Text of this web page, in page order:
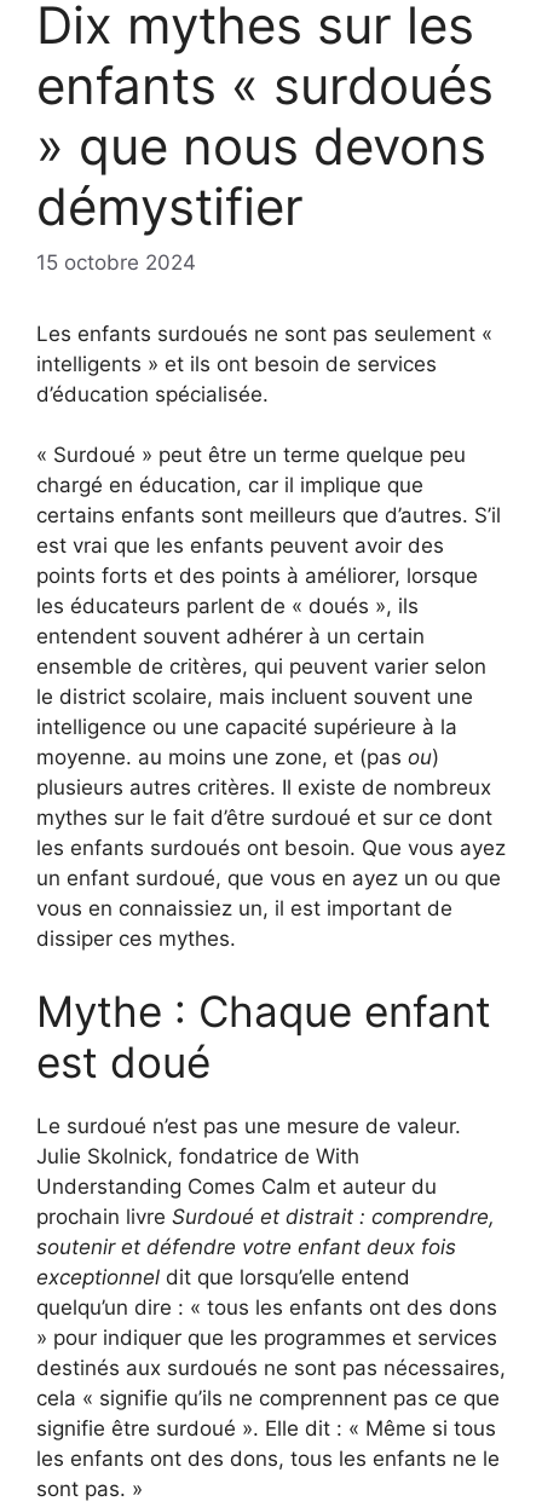
Dix mythes sur les
enfants « surdoués
» que nous devons
démystifier
15 octobre 2024
Les enfants surdoués ne sont pas seulement «
intelligents » et ils ont besoin de services
d’éducation spécialisée.
« Surdoué » peut être un terme quelque peu
chargé en éducation, car il implique que
certains enfants sont meilleurs que d’autres. S’il
est vrai que les enfants peuvent avoir des
points forts et des points à améliorer, lorsque
les éducateurs parlent de « doués », ils
entendent souvent adhérer à un certain
ensemble de critères, qui peuvent varier selon
le district scolaire, mais incluent souvent une
intelligence ou une capacité supérieure à la
moyenne. au moins une zone, et (pas ou)
plusieurs autres critères. Il existe de nombreux
mythes sur le fait d’être surdoué et sur ce dont
les enfants surdoués ont besoin. Que vous ayez
un enfant surdoué, que vous en ayez un ou que
vous en connaissiez un, il est important de
dissiper ces mythes.
Mythe : Chaque enfant
est doué
Le surdoué n’est pas une mesure de valeur.
Julie Skolnick, fondatrice de With
Understanding Comes Calm et auteur du
prochain livre Surdoué et distrait : comprendre,
soutenir et défendre votre enfant deux fois
exceptionnel dit que lorsqu’elle entend
quelqu’un dire : « tous les enfants ont des dons
» pour indiquer que les programmes et services
destinés aux surdoués ne sont pas nécessaires,
cela « signifie qu’ils ne comprennent pas ce que
signifie être surdoué ». Elle dit : « Même si tous
les enfants ont des dons, tous les enfants ne le
sont pas. »